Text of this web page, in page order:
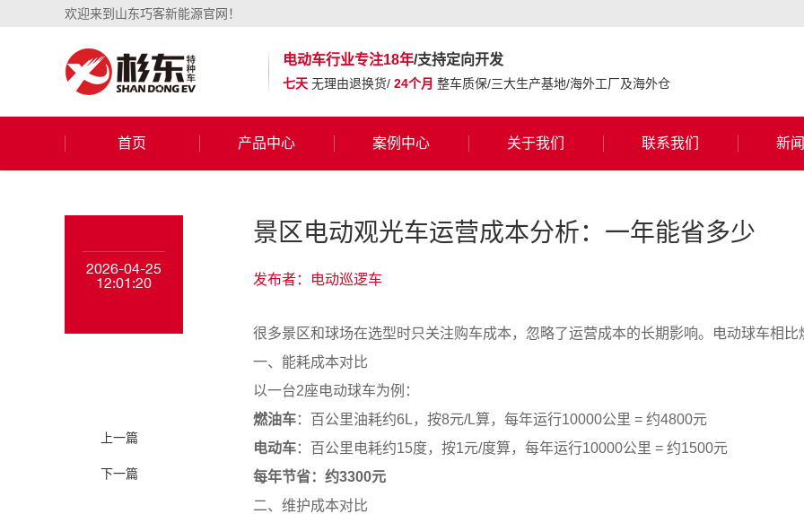
欢迎来到山东巧客新能源官网！
电动车行业专注18年/支持定向开发
七天 无理由退换货/ 24个月 整车质保/三大生产基地/海外工厂及海外仓
首页 产品中心 案例中心 关于我们 联系我们 新
2026-04-25
12:01:20
上一篇
下一篇
景区电动观光车运营成本分析：一年能省多少
发布者：电动巡逻车
很多景区和球场在选型时只关注购车成本，忽略了运营成本的长期影响。电动球车相
一、能耗成本对比
以一台2座电动球车为例：
燃油车：百公里油耗约6L，按8元/L算，每年运行10000公里 = 约4800元
电动车：百公里电耗约15度，按1元/度算，每年运行10000公里 = 约1500元
每年节省：约3300元
二、维护成本对比